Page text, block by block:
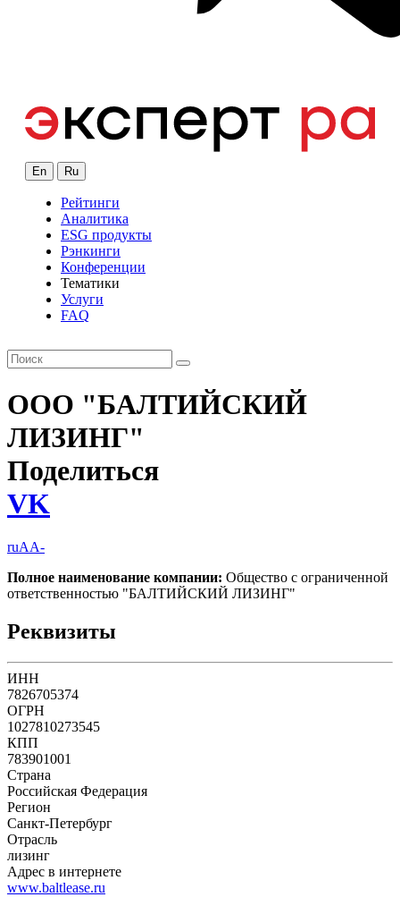
En Ru
Рейтинги
Аналитика
ESG продукты
Рэнкинги
Конференции
Тематики
Услуги
FAQ
ООО "БАЛТИЙСКИЙ
ЛИЗИНГ"
Поделиться
VK
ruAA-
Полное наименование компании: Общество с ограниченной
ответственностью "БАЛТИЙСКИЙ ЛИЗИНГ"
Реквизиты
ИНН
7826705374
ОГРН
1027810273545
КПП
783901001
Страна
Российская Федерация
Регион
Санкт-Петербург
Отрасль
лизинг
Адрес в интернете
www.baltlease.ru